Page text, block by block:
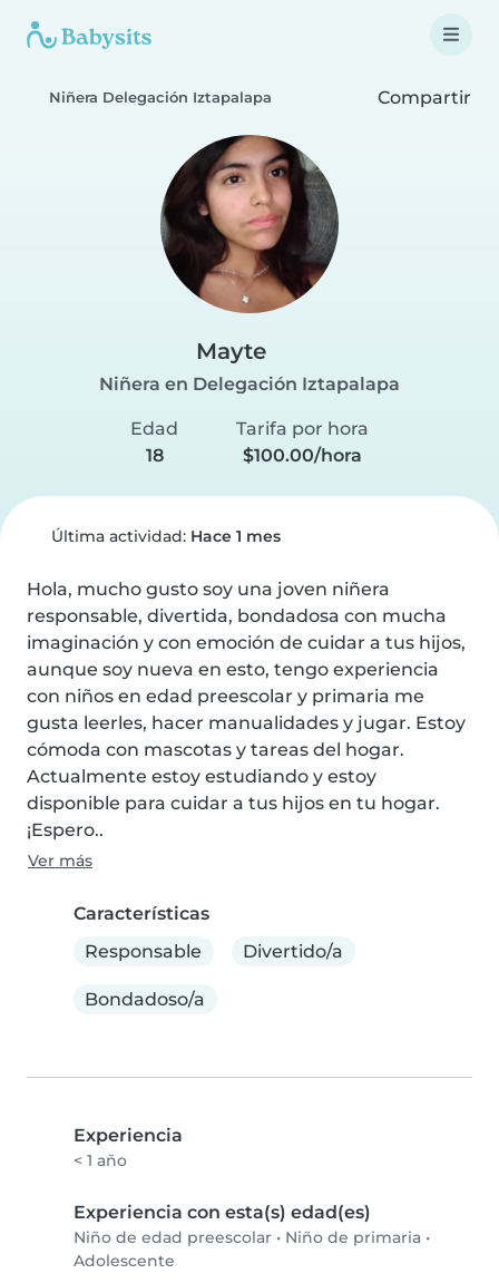
Niñera Delegación Iztapalapa Compartir
Mayte
Niñera en Delegación Iztapalapa
Edad
18
Tarifa por hora
$100.00/hora
Última actividad: Hace 1 mes
Hola, mucho gusto soy una joven niñera
responsable, divertida, bondadosa con mucha
imaginación y con emoción de cuidar a tus hijos,
aunque soy nueva en esto, tengo experiencia
con niños en edad preescolar y primaria me
gusta leerles, hacer manualidades y jugar. Estoy
cómoda con mascotas y tareas del hogar.
Actualmente estoy estudiando y estoy
disponible para cuidar a tus hijos en tu hogar.
¡Espero..
Ver más
Características
Responsable
Divertido/a
Bondadoso/a
Experiencia
< 1 año
Experiencia con esta(s) edad(es)
Niño de edad preescolar • Niño de primaria •
Adolescente